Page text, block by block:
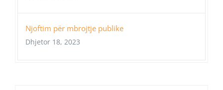
Njoftim për mbrojtje publike
Dhjetor 18, 2023